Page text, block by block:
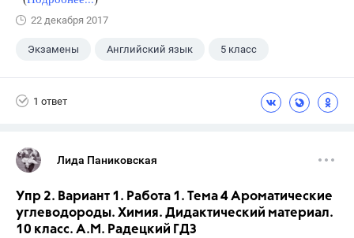
22 декабря 2017
Экзамены Английский язык 5 класс
1 ответ
Лида Паниковская
Упр 2. Вариант 1. Работа 1. Тема 4 Ароматические
углеводороды. Химия. Дидактический материал.
10 класс. А.М. Радецкий ГДЗ